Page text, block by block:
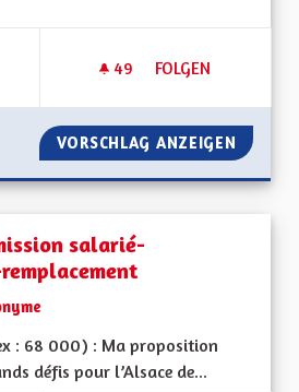
49 49 FOLLOWER
FOLGEN
DROIT LOCAL
VORSCHLAG ANZEIGEN DROIT
salarié-
: 68 000) : Ma proposition
défis pour l’Alsace de...